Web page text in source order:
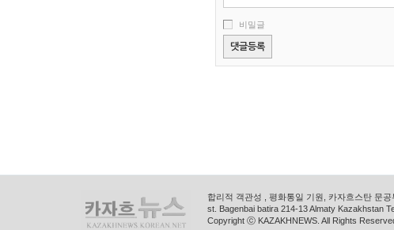
비밀글
합리적 객관성 , 평화통일 기원, 카자흐스탄 문
st. Bagenbai batira 214-13 Almaty Kazakhstan
Copyright ⓒ KAZAKHNEWS. All Rights